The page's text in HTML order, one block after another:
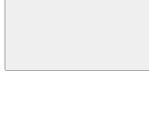
Search